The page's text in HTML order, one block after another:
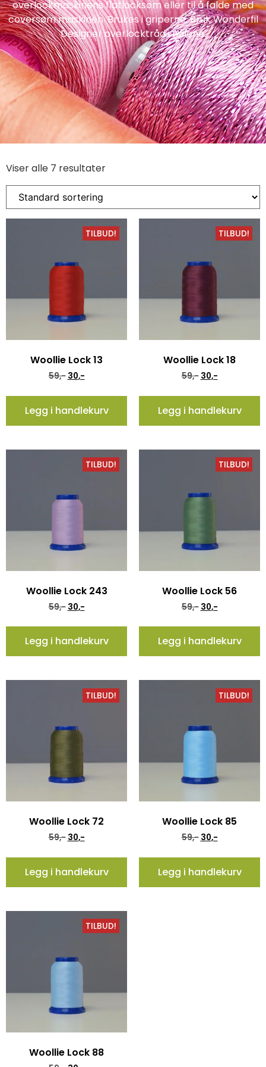
overlockmaskinens flatlocksøm eller til å falde med
coversøm maskinen. Brukes i griperne. Bruk Wonderfil
Designer overlocktråd i nålene.
Viser alle 7 resultater
TILBUD!
Woollie Lock 13
59,- 30,-
Legg i handlekurv
TILBUD!
Woollie Lock 18
59,- 30,-
Legg i handlekurv
TILBUD!
Woollie Lock 243
59,- 30,-
Legg i handlekurv
TILBUD!
Woollie Lock 56
59,- 30,-
Legg i handlekurv
TILBUD!
Woollie Lock 72
59,- 30,-
Legg i handlekurv
TILBUD!
Woollie Lock 85
59,- 30,-
Legg i handlekurv
TILBUD!
Woollie Lock 88